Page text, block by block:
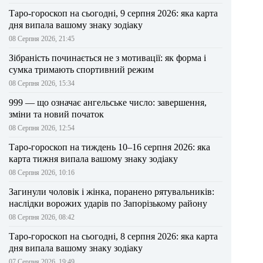
Таро-гороскоп на сьогодні, 9 серпня 2026: яка карта
дня випала вашому знаку зодіаку
08 Серпня 2026, 21:45
Зібраність починається не з мотивації: як форма і
сумка тримають спортивний режим
08 Серпня 2026, 15:34
999 — що означає ангельське число: завершення,
зміни та новий початок
08 Серпня 2026, 12:54
Таро-гороскоп на тиждень 10–16 серпня 2026: яка
карта тижня випала вашому знаку зодіаку
08 Серпня 2026, 10:16
Загинули чоловік і жінка, поранено рятувальників:
наслідки ворожих ударів по Запорізькому району
08 Серпня 2026, 08:42
Таро-гороскоп на сьогодні, 8 серпня 2026: яка карта
дня випала вашому знаку зодіаку